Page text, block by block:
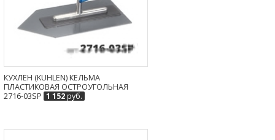
КУХЛЕН (KUHLEN) КЕЛЬМА
ПЛАСТИКОВАЯ ОСТРОУГОЛЬНАЯ
2716-03SP 1 152руб.